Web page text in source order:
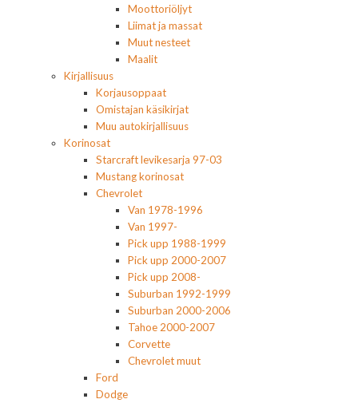
Moottoriöljyt
Liimat ja massat
Muut nesteet
Maalit
Kirjallisuus
Korjausoppaat
Omistajan käsikirjat
Muu autokirjallisuus
Korinosat
Starcraft levikesarja 97-03
Mustang korinosat
Chevrolet
Van 1978-1996
Van 1997-
Pick upp 1988-1999
Pick upp 2000-2007
Pick upp 2008-
Suburban 1992-1999
Suburban 2000-2006
Tahoe 2000-2007
Corvette
Chevrolet muut
Ford
Dodge